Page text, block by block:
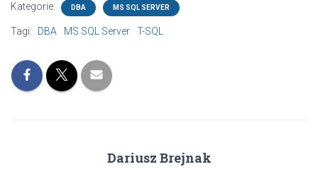
Kategorie: DBA MS SQL SERVER
Tagi: DBA MS SQL Server T-SQL
Dariusz Brejnak